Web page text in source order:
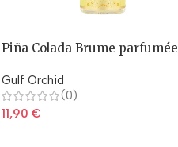
Piña Colada Brume parfumée
Gulf Orchid
(0)
11,90€